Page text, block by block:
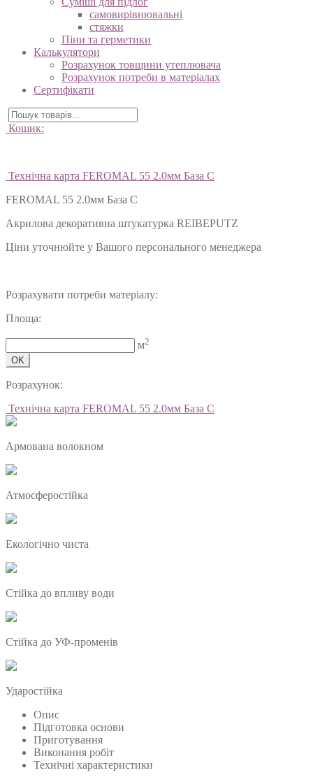
самовирівнювальні
стяжки
Піни та герметики
Калькулятори
Розрахунок товщини утеплювача
Розрахунок потреби в матеріалах
Сертифікати
Кошик:
Технічна карта FEROMAL 55 2.0мм База C
FEROMAL 55 2.0мм База C
Акрилова декоративна штукатурка REIBEPUTZ
Ціни уточнюйте у Вашого персонального менеджера
Розрахувати потреби матеріалу:
Площа:
м2
OK
Розрахунок:
Технічна карта FEROMAL 55 2.0мм База C
Армована волокном
Атмосферостійка
Екологічно чиста
Стійка до впливу води
Стійка до УФ-променів
Ударостійка
Опис
Підготовка основи
Приготування
Виконання робіт
Технічні характеристики